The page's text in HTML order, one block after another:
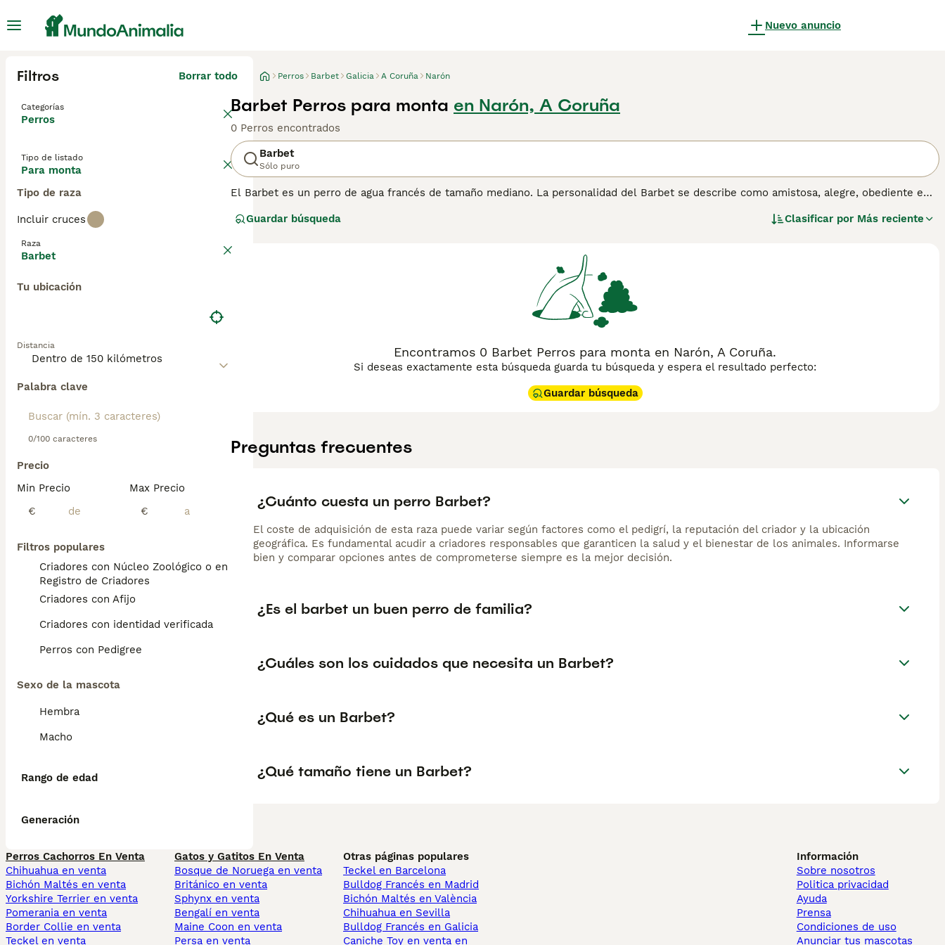
Nuevo anuncio
Filtros Borrar todo
Categorías
Perros
Tipo de listado
Para monta
Tipo de raza
Incluir cruces
Raza
Barbet
Tu ubicación
Distancia
Palabra clave
0/100 caracteres
Precio
Min Precio
€
Max Precio
€
Filtros populares
Criadores con Núcleo Zoológico o en el
Registro de Criadores
Criadores con Afijo
Criadores con identidad verificada
Perros con Pedigree
Sexo de la mascota
Hembra
Macho
Rango de edad
Generación
Perros Barbet Galicia A Coruña Narón
Barbet Perros para monta en Narón, A Coruña
0 Perros encontrados
Barbet
Sólo puro
El Barbet es un perro de agua francés de tamaño mediano. La personalidad del Barbet se describe como amistosa, alegre, obediente e
Guardar búsqueda
Clasificar por Más reciente
Encontramos 0 Barbet Perros para monta en Narón, A Coruña.
Si deseas exactamente esta búsqueda guarda tu búsqueda y espera el resultado perfecto:
Guardar búsqueda
Preguntas frecuentes
¿Cuánto cuesta un perro Barbet?
El coste de adquisición de esta raza puede variar según factores como el pedigrí, la reputación del criador y la ubicación
geográfica. Es fundamental acudir a criadores responsables que garanticen la salud y el bienestar de los animales. Informarse
bien y comparar opciones antes de comprometerse siempre es la mejor decisión.
¿Es el barbet un buen perro de familia?
¿Cuáles son los cuidados que necesita un Barbet?
¿Qué es un Barbet?
¿Qué tamaño tiene un Barbet?
Perros Cachorros En Venta
Chihuahua en venta
Bichón Maltés en venta
Yorkshire Terrier en venta
Pomerania en venta
Border Collie en venta
Teckel en venta
Gatos y Gatitos En Venta
Bosque de Noruega en venta
Británico en venta
Sphynx en venta
Bengalí en venta
Maine Coon en venta
Persa en venta
Otras páginas populares
Teckel en Barcelona
Bulldog Francés en Madrid
Bichón Maltés en València
Chihuahua en Sevilla
Bulldog Francés en Galicia
Caniche Toy en venta en
Información
Sobre nosotros
Politica privacidad
Ayuda
Prensa
Condiciones de uso
Anunciar tus mascotas